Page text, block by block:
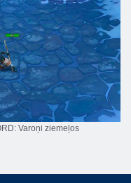
Varoņi ziemeļos